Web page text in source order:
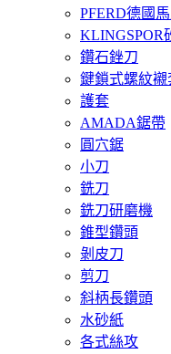
PFERD德國
KLINGSPOR
鑽石銼刀
鍵鎖式螺紋襯
護套
AMADA鋸帶
圓穴鋸
小刀
銑刀
銑刀研磨機
錐型鑽頭
剝皮刀
剪刀
斜柄長鑽頭
水砂紙
各式絲攻